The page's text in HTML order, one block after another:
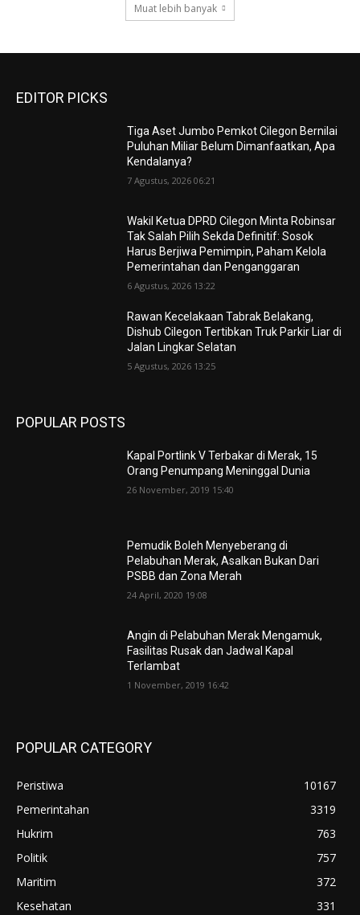
Muat lebih banyak
EDITOR PICKS
Tiga Aset Jumbo Pemkot Cilegon Bernilai
Puluhan Miliar Belum Dimanfaatkan, Apa
Kendalanya?
7 Agustus, 2026 06:21
Wakil Ketua DPRD Cilegon Minta Robinsar
Tak Salah Pilih Sekda Definitif: Sosok
Harus Berjiwa Pemimpin, Paham Kelola
Pemerintahan dan Penganggaran
6 Agustus, 2026 13:22
Rawan Kecelakaan Tabrak Belakang,
Dishub Cilegon Tertibkan Truk Parkir Liar di
Jalan Lingkar Selatan
5 Agustus, 2026 13:25
POPULAR POSTS
Kapal Portlink V Terbakar di Merak, 15
Orang Penumpang Meninggal Dunia
26 November, 2019 15:40
Pemudik Boleh Menyeberang di
Pelabuhan Merak, Asalkan Bukan Dari
PSBB dan Zona Merah
24 April, 2020 19:08
Angin di Pelabuhan Merak Mengamuk,
Fasilitas Rusak dan Jadwal Kapal
Terlambat
1 November, 2019 16:42
POPULAR CATEGORY
Peristiwa
10167
Pemerintahan
3319
Hukrim
763
Politik
757
Maritim
372
Kesehatan
331